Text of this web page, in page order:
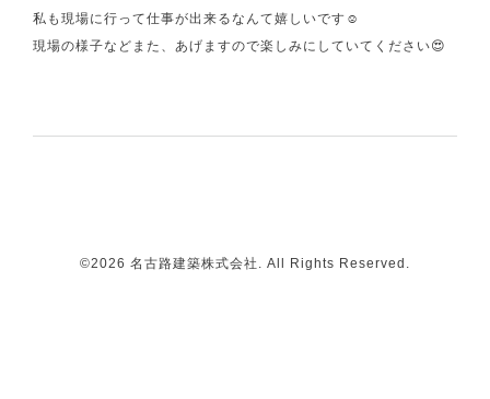
私も現場に行って仕事が出来るなんて嬉しいです☺️
現場の様子などまた、あげますので楽しみにしていてください😍
©2026 名古路建築株式会社 . All Rights Reserved.